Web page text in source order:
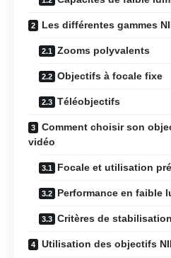
Les différentes gammes
Zooms polyvalents
Objectifs à focale fixe
Téléobjectifs
Comment choisir son
vidéo
Focale et utilisation
Performance en faible
Critères de
Utilisation des objectifs